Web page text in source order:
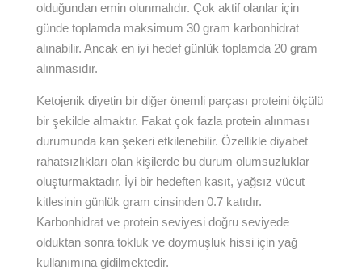
olduğundan emin olunmalıdır. Çok aktif olanlar için
günde toplamda maksimum 30 gram karbonhidrat
alınabilir. Ancak en iyi hedef günlük toplamda 20 gram
alınmasıdır.
Ketojenik diyetin bir diğer önemli parçası proteini ölçülü
bir şekilde almaktır. Fakat çok fazla protein alınması
durumunda kan şekeri etkilenebilir. Özellikle diyabet
rahatsızlıkları olan kişilerde bu durum olumsuzluklar
oluşturmaktadır. İyi bir hedeften kasıt, yağsız vücut
kitlesinin günlük gram cinsinden 0.7 katıdır.
Karbonhidrat ve protein seviyesi doğru seviyede
olduktan sonra tokluk ve doymuşluk hissi için yağ
kullanımına gidilmektedir.